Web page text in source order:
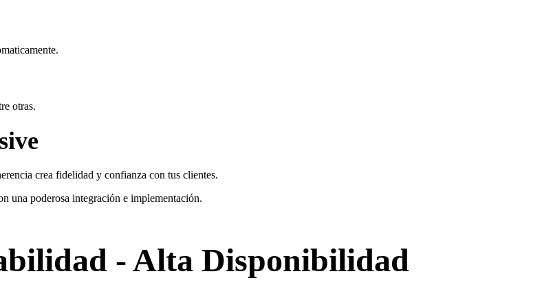
otras.
crea fidelidad y confianza con tus clientes.
una poderosa integración e implementación.
- Alta Disponibilidad